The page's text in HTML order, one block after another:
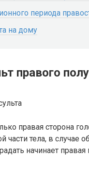
периода
на дому
правого
правая сторона
тела, в случае
начинает